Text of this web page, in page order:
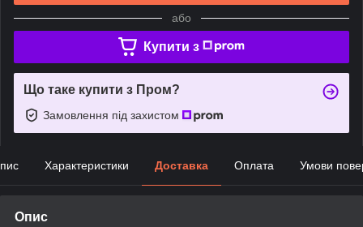
або
Купити з
Що таке купити з Пром?
Замовлення під захистом
Характеристики Доставка Оплата Умови
Опис